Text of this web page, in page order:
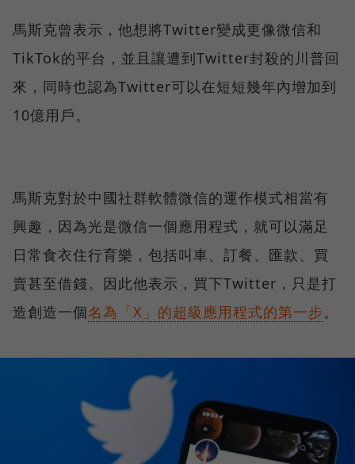
馬斯克曾表示，他想將Twitter變成更像微信和
TikTok的平台，並且讓遭到Twitter封殺的川普回
來，同時也認為Twitter可以在短短幾年內增加到
10億用戶。
馬斯克對於中國社群軟體微信的運作模式相當有
興趣，因為光是微信一個應用程式，就可以滿足
日常食衣住行育樂，包括叫車、訂餐、匯款、買
賣甚至借錢。因此他表示，買下Twitter，只是打
造創造一個名為「X」的超級應用程式的第一步。